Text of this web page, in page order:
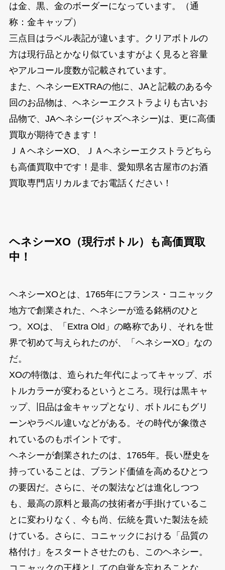
は金、黒、金のボーダーになっています。（通
称：金キャップ）
三点目はラベル表記が違います。クリアボトルの
方は現行品とかなり似ていますがよく見ると容量
やアルコール度数が記載されています。
また、ヘネシーEXTRAの他に、JAと記載のある今
回のお品物は、ヘネシーエクストラよりも古いお
品物で、JAヘネシー(ジャズヘネシー)は、更に高価
買取が期待できます！
ＪＡヘネシーXO、ＪＡヘネシーエクストラどちら
も高価買取中です！是非、愛知県名古屋市のお酒
買取専門店リカルまでお電話ください！
ヘネシーXO（現行ボトル）も高価買取
中！
ヘネシーXOとは、1765年にフランス・コニャック
地方で創業された、ヘネシーが造る銘柄のひと
つ。XOは、「Extra Old」の略称であり、それを世
界で初めて与えられたのが、「ヘネシーXO」なの
だ。
XOの特徴は、造られた年代によってキャップ、ボ
トルカラーが変わるというところ。現行は黒キャ
ップ、旧品は金キャップとなり、ボトルにもグリ
ーンやラベル違いなどがある。その時代が象徴さ
れているのもポイントです。
ヘネシーが創業されたのは、1765年。長い歴史を
持っていることは、ブランド価値を高めるひとつ
の要因だ。さらに、その製法などは進化しつつ
も、最高の原料と最高の技術者が手掛けているこ
とに変わりなく、今も尚、伝統を貫いた製法を続
けている。さらに、コニャックにおける「品質の
格付け」をスタートさせたのも、このヘネシー。
コニャックの王様としての自覚を忘れることな